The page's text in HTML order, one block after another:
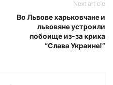
Next article
Во Львове харьковчане и
львовяне устроили
побоище из-за крика
“Слава Украине!”